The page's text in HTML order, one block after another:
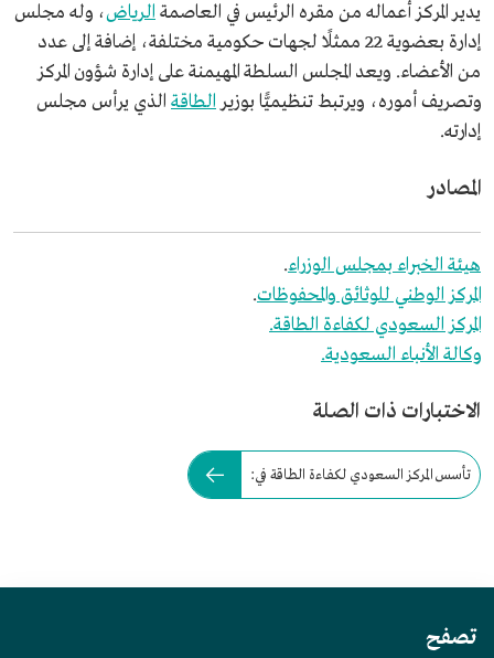
يدير المركز أعماله من مقره الرئيس في العاصمة الرياض، وله مجلس
إدارة بعضوية 22 ممثلًا لجهات حكومية مختلفة، إضافة إلى عدد
من الأعضاء. ويعد المجلس السلطة المهيمنة على إدارة شؤون المركز
وتصريف أموره، ويرتبط تنظيميًّا بوزير الطاقة الذي يرأس مجلس
إدارته.
المصادر
هيئة الخبراء بمجلس الوزراء.
المركز الوطني للوثائق والمحفوظات.
المركز السعودي لكفاءة الطاقة.
وكالة الأنباء السعودية.
الاختبارات ذات الصلة
تأسس المركز السعودي لكفاءة الطاقة في:
تصفح